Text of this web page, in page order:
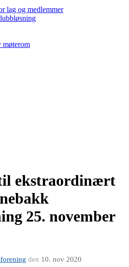
lag og medlemmer
møterom
ekstraordinært
25. november
den 10. nov 2020